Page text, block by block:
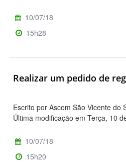
10/07/18
15h28
Realizar um pedido de
Escrito por Ascom São Vicente do
Última modificação em Terça, 10
10/07/18
15h20